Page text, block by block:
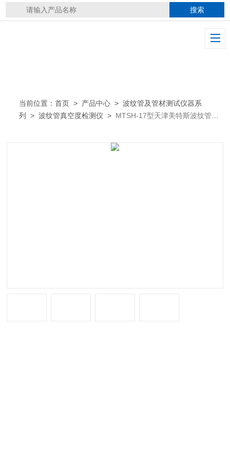
当前位置：首页 > 产品中心 >波纹管及管材测试仪器系
列
>波纹管真空度检测仪 > MTSH-17型天津美特斯波纹管真